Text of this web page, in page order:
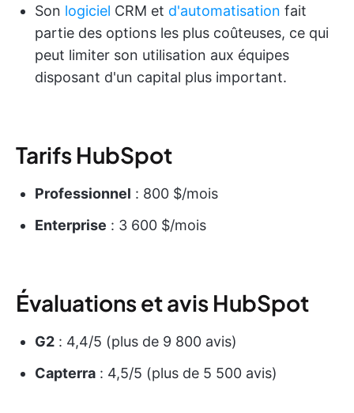
Son logiciel CRM et d'automatisation fait
partie des options les plus coûteuses, ce qui
peut limiter son utilisation aux équipes
disposant d'un capital plus important.
Tarifs HubSpot
Professionnel : 800 $/mois
Enterprise : 3 600 $/mois
Évaluations et avis HubSpot
G2 : 4,4/5 (plus de 9 800 avis)
Capterra : 4,5/5 (plus de 5 500 avis)